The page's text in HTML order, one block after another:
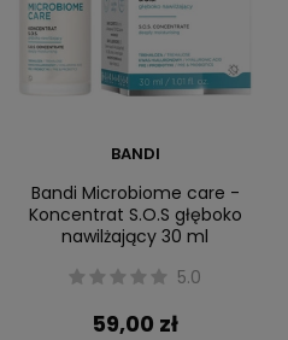
BANDI
Bandi Microbiome care -
Koncentrat S.O.S głęboko
nawilżający 30 ml
5.0
59,00 zł